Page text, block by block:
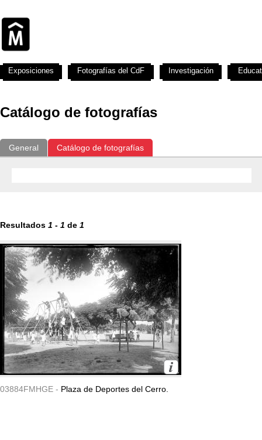
Catálogo de fotografías
General Catálogo de fotografías
Resultados 1 - 1 de 1
03884FMHGE - Plaza de Deportes del Cerro.
Exposiciones Fotografías del CdF Investigación